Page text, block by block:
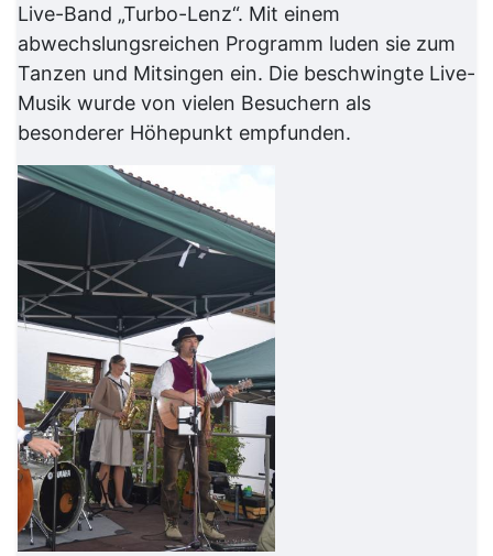
Live-Band „Turbo-Lenz“. Mit einem
abwechslungsreichen Programm luden sie zum
Tanzen und Mitsingen ein. Die beschwingte Live-
Musik wurde von vielen Besuchern als
besonderer Höhepunkt empfunden.